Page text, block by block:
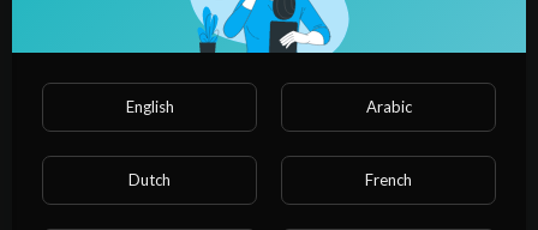
Домашние животные Виды спорта
Путешествия и события азартные игры
Люди и блоги
Развлекательная программа Новости и политика
Неприбыль и активизм
English Arabic
Dutch French